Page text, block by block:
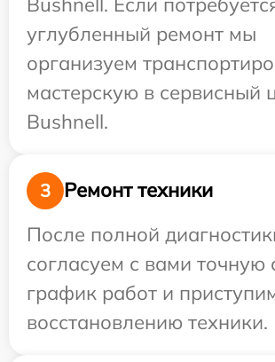
углубленный ремонт мы
организуем
мастерскую в сервисный
Bushnell.
3
Ремонт техники
После полной
согласуем с вами точную
график работ и
восстановлению техники.